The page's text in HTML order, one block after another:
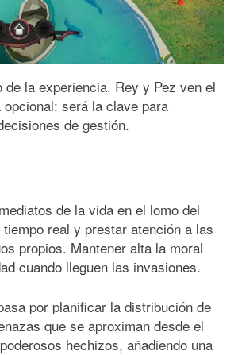
la experiencia. Rey y Pez ven el
será la clave para
de gestión.
de la vida en el lomo del
real y prestar atención a las
propios. Mantener alta la moral
cuando lleguen las invasiones.
por planificar la distribución de
que se aproximan desde el
hechizos, añadiendo una